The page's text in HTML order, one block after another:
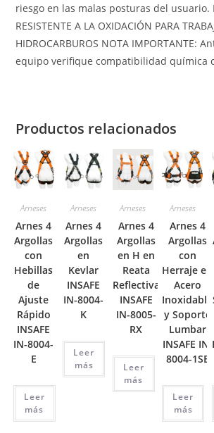
riesgo en las malas posturas del usuario.
RESISTENTE A LA OXIDACIÓN PARA
HIDROCARBUROS NOTA IMPORTANTE:
equipo verifique compatibilidad química
Productos relacionados
Arneses
Arnes 4
Argollas
con
Hebillas
de
Ajuste
Rápido
INSAFE
IN-8004-
E
Leer
más
Arneses
Arnes 4
Argollas
en
Kevlar
INSAFE
IN-8004-
K
Leer
más
Arneses
Arnes 4
Argollas
en H en
Reata
Reflectiva
INSAFE
IN-8005-
RX
Leer
más
Arneses
Arnes 4
Argollas
con
Herraje en
Acero
Inoxidable
y Soporte
Lumbar
INSAFE IN-
8004-1SE
Leer
más